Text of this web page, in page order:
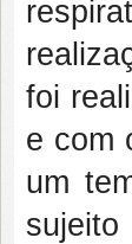
foi
e com
um